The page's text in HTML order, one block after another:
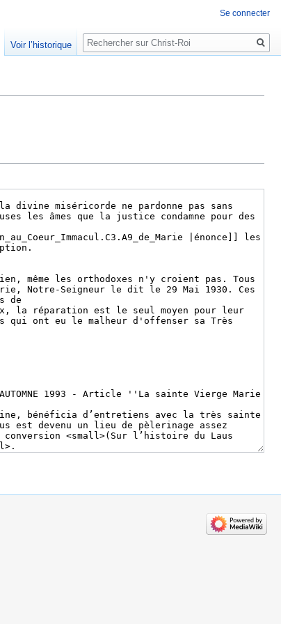
Se connecter
Voir l’historique
Rechercher